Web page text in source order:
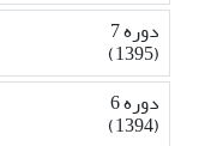
دوره 7
(1395)
دوره 6
(1394)